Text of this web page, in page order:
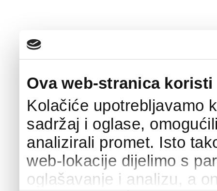
Ova web-stranica
Kolačiće upotrebljavamo
sadržaj i oglase,
analizirali promet. Isto
web-lokacije dijelimo s
oglašavanje i analizu, a